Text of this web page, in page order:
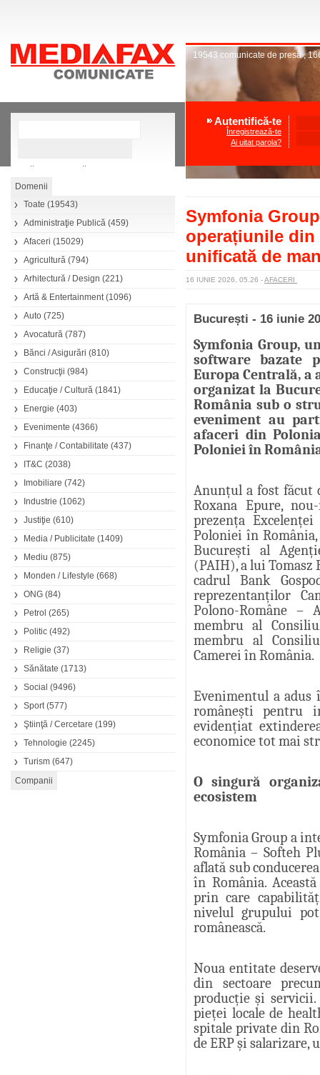
Căutare avansată
Toate (19543)
Administraţie Publică (459)
Afaceri (15029)
Agricultură (794)
Arhitectură / Design (221)
Artă & Entertainment(1096)
Auto (725)
Avocatură (787)
Bănci / Asigurări (810)
Construcţii (984)
Educaţie / Cultură (1841)
Energie (403)
Evenimente (4366)
Finanţe / Contabilitate (437)
IT&C (2038)
Imobiliare (742)
Industrie (1062)
Justiţie (610)
Media / Publicitate (1409)
Mediu (875)
Monden / Lifestyle (668)
ONG (84)
Petrol (265)
Politic (492)
Religie (37)
Sănătate (1713)
Social (9496)
Sport(577)
Ştiinţă / Cercetare (199)
Tehnologie (2245)
Turism (647)
19543 comunicate de presă,
Autentifică-te
Înregistrează-te
Ai uitat parola?
Symfonia
operațiunile din
unificată de
16 IUNIE 2026, 05.26 -AFACERI
București - 16 iunie
Symfonia Group,
software bazate
Europa Centrală,
organizat la
România sub o
eveniment au
afaceri din
Poloniei în
Anunțul a fost făcut
Roxana Epure,
prezența Excelenței
Poloniei în
București al
(PAIH), a lui
cadrul Bank
reprezentanților
Polono-Române –
membru al
membru al
Camerei în România.
Evenimentul a
românești pentru
evidențiat
economice tot mai
O singură
ecosistem
Symfonia Group a
România – Softeh
aflată sub
în România.
prin care
nivelul grupului
românească.
Noua entitate
din sectoare
producție și
pieței locale de
spitale private din
de ERP și